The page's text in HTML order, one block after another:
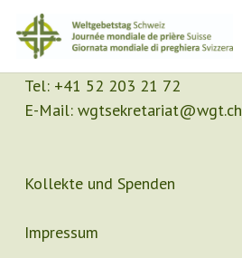
Kontakt
Sekretariat
Tel: +41 52 203 21 72
E-Mail: wgtsekretariat@wgt.ch
Kollekte und Spenden
Impressum